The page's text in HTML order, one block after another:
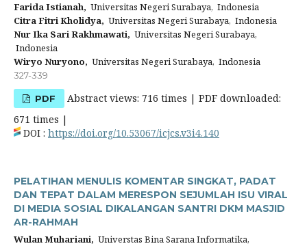
Farida Istianah, Universitas Negeri Surabaya, Indonesia
Citra Fitri Kholidya, Universitas Negeri Surabaya, Indonesia
Nur Ika Sari Rakhmawati, Universitas Negeri Surabaya,
Indonesia
Wiryo Nuryono, Universitas Negeri Surabaya, Indonesia
327-339
PDF
Abstract views: 716 times | PDF downloaded:
671 times |
DOI : https://doi.org/10.53067/icjcs.v3i4.140
PELATIHAN MENULIS KOMENTAR SINGKAT, PADAT
DAN TEPAT DALAM MERESPON SEJUMLAH ISU VIRAL
DI MEDIA SOSIAL DIKALANGAN SANTRI DKM MASJID
AR-RAHMAH
Wulan Muhariani, Universtas Bina Sarana Informatika,